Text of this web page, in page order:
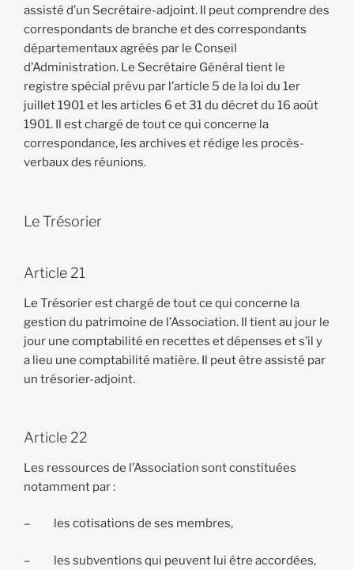
assisté d’un Secrétaire-adjoint. Il peut comprendre des
correspondants de branche et des correspondants
départementaux agréés par le Conseil
d’Administration. Le Secrétaire Général tient le
registre spécial prévu par l’article 5 de la loi du 1er
juillet 1901 et les articles 6 et 31 du décret du 16 août
1901. Il est chargé de tout ce qui concerne la
correspondance, les archives et rédige les procès-
verbaux des réunions.
Le Trésorier
Article 21
Le Trésorier est chargé de tout ce qui concerne la
gestion du patrimoine de l’Association. Il tient au jour le
jour une comptabilité en recettes et dépenses et s’il y
a lieu une comptabilité matière. Il peut être assisté par
un trésorier-adjoint.
Article 22
Les ressources de l’Association sont constituées
notamment par :
– les cotisations de ses membres,
– les subventions qui peuvent lui être accordées,